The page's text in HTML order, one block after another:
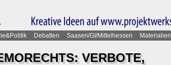
Debatten Saasen/GI/Mittelhessen Materialien
VERBOTE,